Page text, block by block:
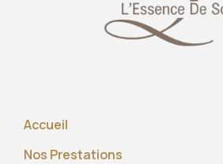
Accueil
Nos Prestations